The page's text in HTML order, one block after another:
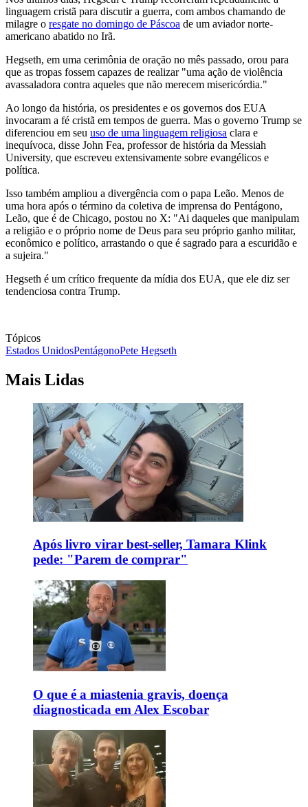
linguagem cristã para discutir ‌a guerra, com ambos chamando de
milagre o resgate no domingo de Páscoa de um aviador norte-
americano abatido no Irã.
Hegseth, em uma cerimônia de oração no mês passado, orou para
que as tropas fossem capazes de realizar "uma ação de violência
avassaladora contra aqueles que não merecem ‌misericórdia."
Ao longo da história, os presidentes e os governos dos EUA
invocaram a fé cristã em tempos de guerra. Mas o governo Trump se
diferenciou em seu uso de uma linguagem religiosa clara e
inequívoca, disse John Fea, professor de história da Messiah
University, que escreveu extensivamente sobre evangélicos e
política.
Isso também ampliou a divergência com o papa Leão. Menos de
uma hora após ​o término da coletiva de imprensa do Pentágono,
Leão, que é de Chicago, postou no X: "Ai ​daqueles que manipulam
a religião e o próprio nome de Deus para seu próprio ganho militar,
econômico e político, arrastando o que é sagrado para a escuridão e
a sujeira."
Hegseth é um crítico frequente da mídia dos EUA, que ele diz ‌ser
tendenciosa contra Trump.
Tópicos
Estados UnidosPentágonoPete Hegseth
Mais Lidas
Após livro virar best-seller, Tamara Klink
pede: "Parem de comprar"
O que é a miastenia gravis, doença
diagnosticada em Alex Escobar